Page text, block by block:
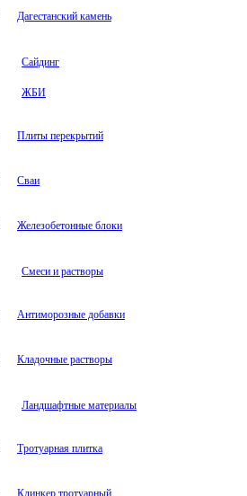
Дагестанский камень
Сайдинг
ЖБИ
Плиты перекрытий
Сваи
Железобетонные блоки
Cмеси и растворы
Антиморозные добавки
Кладочные растворы
Ландшафтные материалы
Тротуарная плитка
Клинкер тротуарный